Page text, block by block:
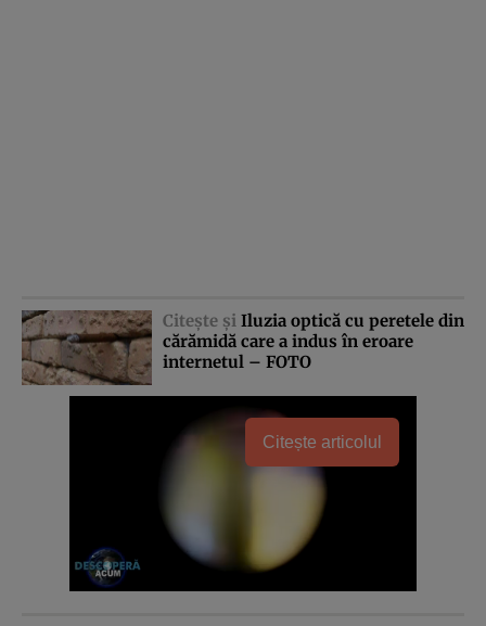
Citeşte şi Iluzia optică cu peretele din
cărămidă care a indus în eroare
internetul – FOTO
Citește articolul